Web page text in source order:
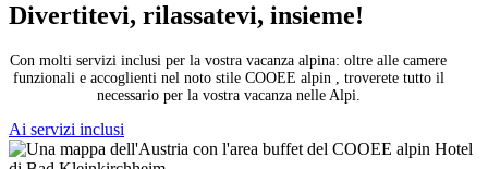
Divertitevi, rilassatevi, insieme!
Con molti servizi inclusi per la vostra vacanza alpina: oltre alle camere
funzionali e accoglienti nel noto stile COOEE alpin , troverete tutto il
necessario per la vostra vacanza nelle Alpi.
Ai servizi inclusi